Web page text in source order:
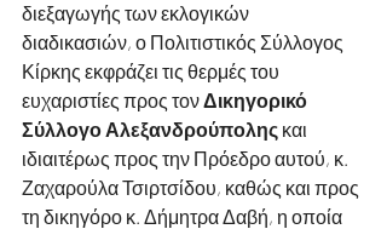
διεξαγωγής των εκλογικών
διαδικασιών, ο Πολιτιστικός Σύλλογος
Κίρκης εκφράζει τις θερμές του
ευχαριστίες προς τον Δικηγορικό
Σύλλογο Αλεξανδρούπολης και
ιδιαιτέρως προς την Πρόεδρο αυτού, κ.
Ζαχαρούλα Τσιρτσίδου, καθώς και προς
τη δικηγόρο κ. Δήμητρα Δαβή, η οποία